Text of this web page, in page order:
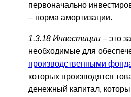
первоначально
– норма амортизации.
1.3.18 Инвестиции – это
необходимые для
производственными
которых производятся
денежный капитал,